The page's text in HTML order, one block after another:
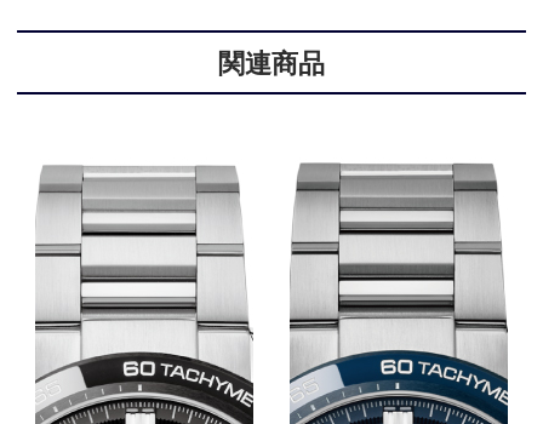
関連商品